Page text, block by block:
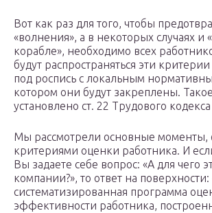
Вот как раз для того, чтобы
«волнения», а в некоторых случаях и
корабле», необходимо всех
будут распространяться эти
под роспись с локальным
котором они будут закреплены.
установлено ст. 22 Трудового
Мы рассмотрели основные моменты,
критериями оценки работника. И
Вы задаете себе вопрос: «А для чего
компании?», то ответ на поверхности:
систематизированная программа
эффективности работника,